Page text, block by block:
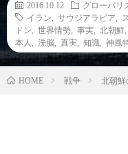
2016.10.12
グローバリ
イラン
サウジアラビア
ドン
世界情勢 事実 北朝鮮
本人
洗脳 真実 知識 神風
HOME 戦争 北朝鮮